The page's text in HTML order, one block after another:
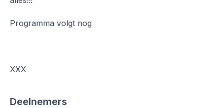
Programma volgt nog
XXX
Deelnemers